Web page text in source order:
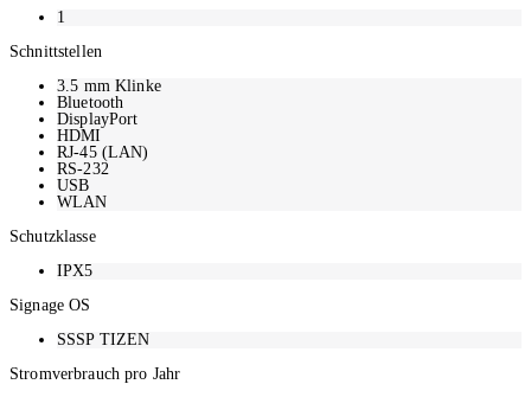
1
Schnittstellen
3.5 mm Klinke
Bluetooth
DisplayPort
HDMI
RJ-45 (LAN)
RS-232
USB
WLAN
Schutzklasse
IPX5
Signage OS
SSSP TIZEN
Stromverbrauch pro Jahr